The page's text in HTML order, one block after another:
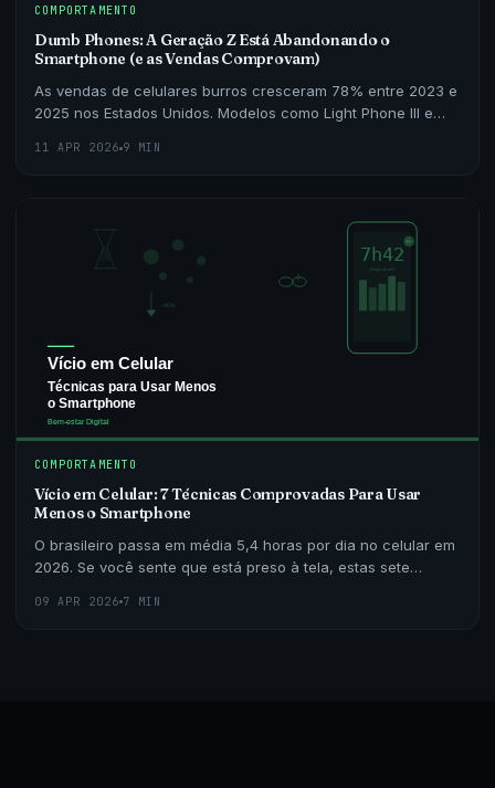
COMPORTAMENTO
Dumb Phones: A Geração Z Está Abandonando o
Smartphone (e as Vendas Comprovam)
As vendas de celulares burros cresceram 78% entre 2023 e
2025 nos Estados Unidos. Modelos como Light Phone III e
11 APR 2026 9 MIN
COMPORTAMENTO
Vício em Celular: 7 Técnicas Comprovadas Para Usar
Menos o Smartphone
O brasileiro passa em média 5,4 horas por dia no celular em
2026. Se você sente que está preso à tela, estas sete
09 APR 2026 7 MIN